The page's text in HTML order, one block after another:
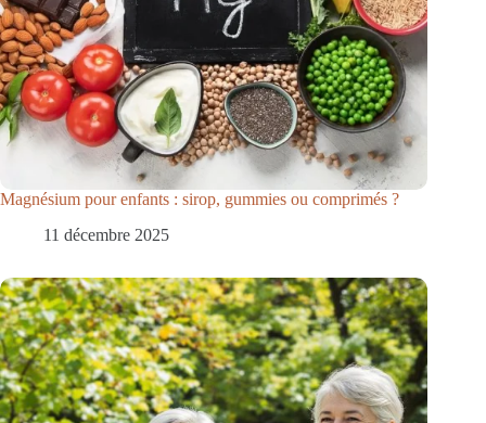
Magnésium pour enfants : sirop, gummies ou comprimés ?
11 décembre 2025